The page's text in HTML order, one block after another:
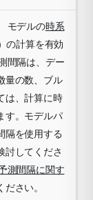
モデルの時系
の計算を有効
間隔は、デー
量の数、ブル
は、計算に時
す。モデルパ
隔を使用する
討してくださ
測間隔に関す
さい。